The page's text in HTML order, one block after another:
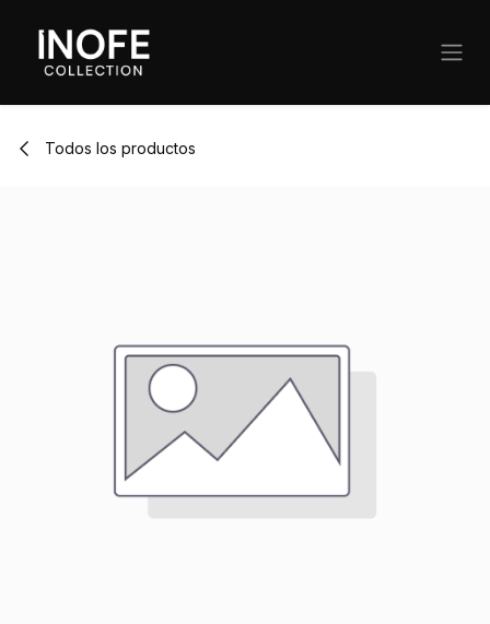
Todos los productos